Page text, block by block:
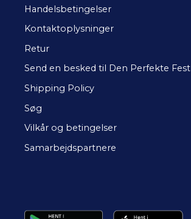
Handelsbetingelser
Kontaktoplysninger
Retur
Send en besked til Den Perfekte Fest
Shipping Policy
Søg
Vilkår og betingelser
Samarbejdspartnere